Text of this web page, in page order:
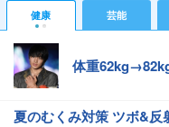
健康 芸能
体重
夏のむくみ対策 ツボ&反